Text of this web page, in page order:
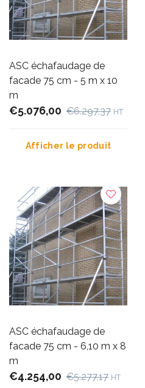
ASC échafaudage de
facade 75 cm - 5 m x 10
m
€5.076,00 €6.297,37 HT
Afficher le produit
ASC échafaudage de
facade 75 cm - 6,10 m x 8
m
€4.254,00 €5.277,17 HT